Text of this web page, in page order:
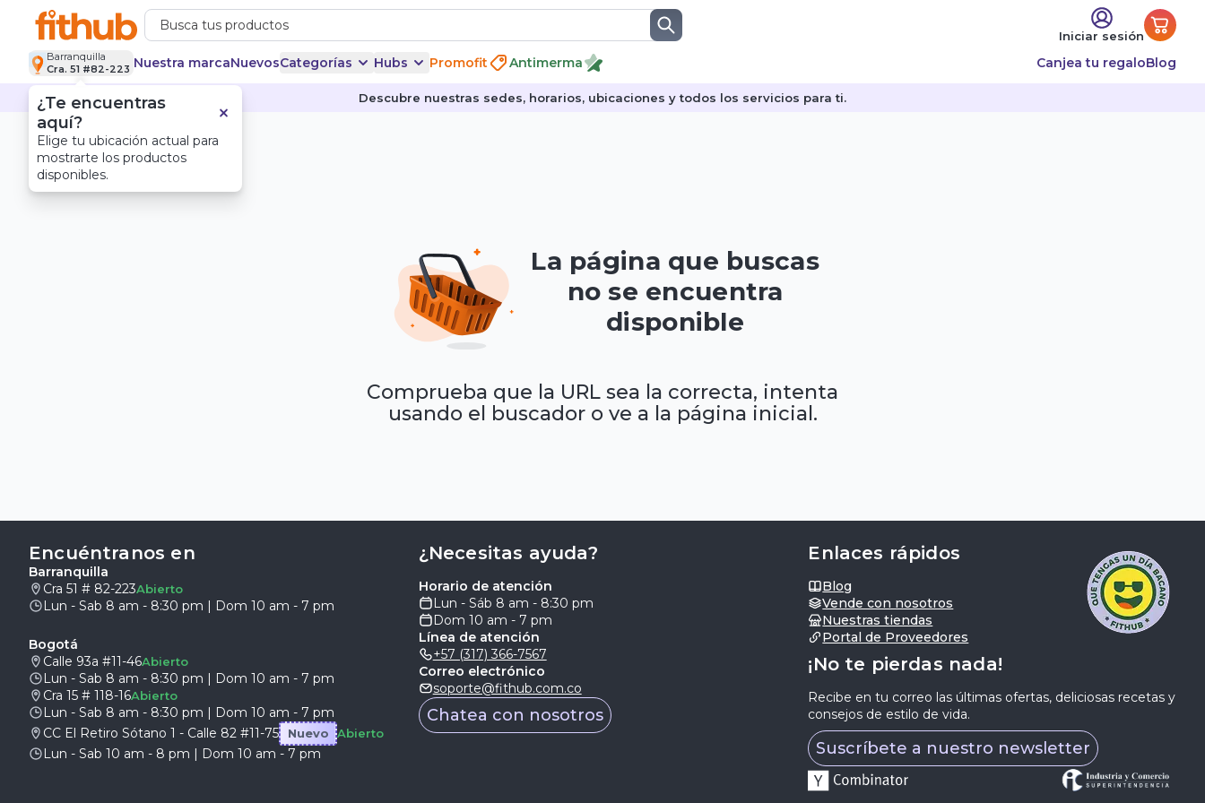
Iniciar sesión
Barranquilla
Cra. 51 #82-223 Nuestra marcaNuevosCategorías Hubs Promofit Antimerma Canjea tu regaloBlog
Descubre nuestras sedes, horarios, ubicaciones y todos los servicios para ti.
La página que buscas
no se encuentra
disponible
Comprueba que la URL sea la correcta, intenta
usando el buscador o ve a la página inicial.
Encuéntranos en
Barranquilla
Cra 51 # 82-223Abierto
Lun - Sab 8 am - 8:30 pm | Dom 10 am - 7 pm
Bogotá
Calle 93a #11-46Abierto
Lun - Sab 8 am - 8:30 pm | Dom 10 am - 7 pm
Cra 15 # 118-16Abierto
Lun - Sab 8 am - 8:30 pm | Dom 10 am - 7 pm
CC El Retiro Sótano 1 - Calle 82 #11-75
Nuevo Abierto
Lun - Sab 10 am - 8 pm | Dom 10 am - 7 pm
Enlaces rápidos
Blog
Vende con nosotros
Nuestras tiendas
Portal de Proveedores
¡No te pierdas nada!
Recibe en tu correo las últimas ofertas, deliciosas recetas y
consejos de estilo de vida.
Suscríbete a nuestro newsletter
¿Necesitas ayuda?
Horario de atención
Lun - Sáb 8 am - 8:30 pm
Dom 10 am - 7 pm
Línea de atención
+57 (317) 366-7567
Correo electrónico
soporte@fithub.com.co
Chatea con nosotros
¿Te encuentras
aquí?
Elige tu ubicación actual para
mostrarte los productos
disponibles.